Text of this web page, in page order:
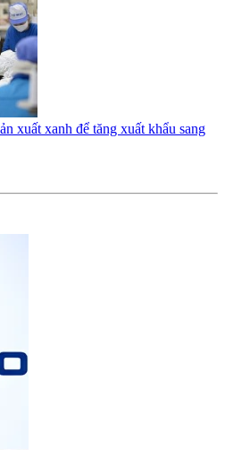
xuất xanh để tăng xuất khẩu sang